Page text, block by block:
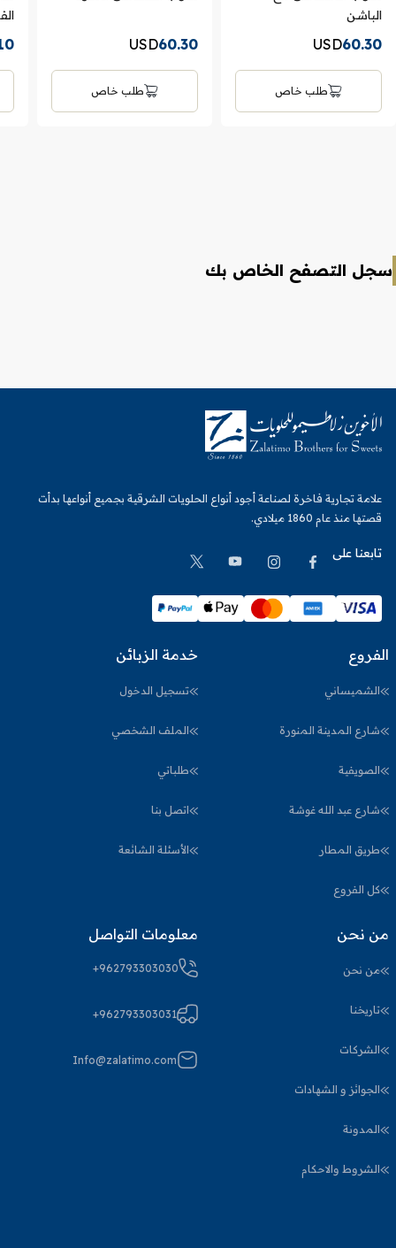
الباشن
60.30
USD
طلب خاص
60.30
USD
طلب خاص
سجل التصفح الخاص بك
علامة تجارية فاخرة لصناعة أجود أنواع الحلويات الشرقية بجميع أنواعها بدأت
قصتها منذ عام 1860 ميلادي.
تابعنا على
الفروع
الشميساني
شارع المدينة المنورة
الصويفية
شارع عبد الله غوشة
طريق المطار
كل الفروع
خدمة الزبائن
تسجيل الدخول
الملف الشخصي
طلباتي
اتصل بنا
الأسئلة الشائعة
من نحن
من نحن
تاريخنا
الشركات
الجوائز و الشهادات
المدونة
الشروط والاحكام
معلومات التواصل
+962793303030
+962793303031
Info@zalatimo.com